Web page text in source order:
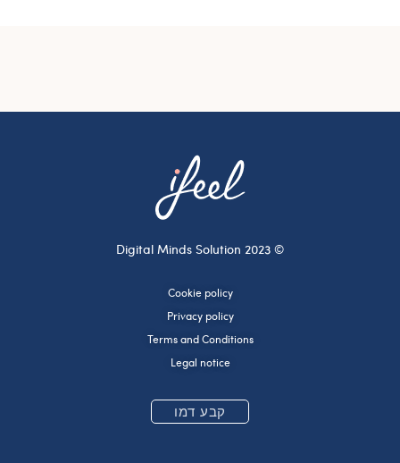
© 2023 Digital Minds Solution
Cookie policy
Privacy policy
Terms and Conditions
Legal notice
קבע דמו